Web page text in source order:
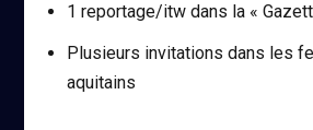
1 reportage/itw dans la «
Plusieurs invitations dans les
aquitains